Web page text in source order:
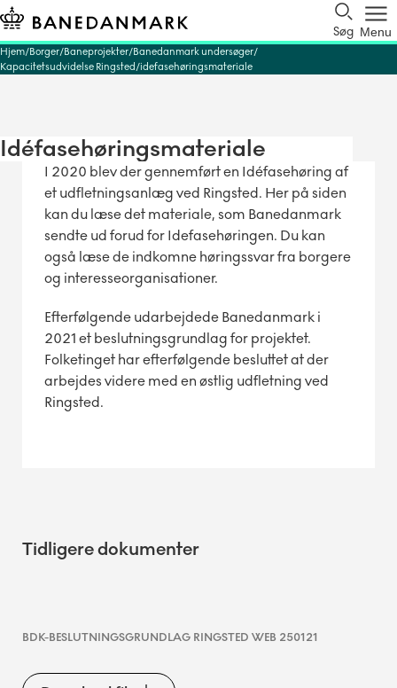
Søg Menu
Hjem Borger Baneprojekter Banedanmark undersøger
Kapacitetsudvidelse Ringsted idefasehøringsmateriale
Idéfasehøringsmateriale
I 2020 blev der gennemført en Idéfasehøring af
et udfletningsanlæg ved Ringsted. Her på siden
kan du læse det materiale, som Banedanmark
sendte ud forud for Idefasehøringen. Du kan
også læse de indkomne høringssvar fra borgere
og interesseorganisationer.
Efterfølgende udarbejdede Banedanmark i
2021 et beslutningsgrundlag for projektet.
Folketinget har efterfølgende besluttet at der
arbejdes videre med en østlig udfletning ved
Ringsted.
Tidligere dokumenter
BDK-BESLUTNINGSGRUNDLAG RINGSTED WEB 250121